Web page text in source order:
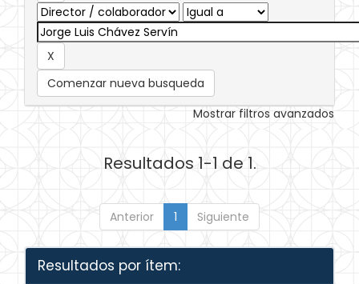
Comenzar nueva busqueda
Mostrar filtros avanzados
Resultados 1-1 de 1.
Anterior 1 Siguiente
Resultados por ítem: